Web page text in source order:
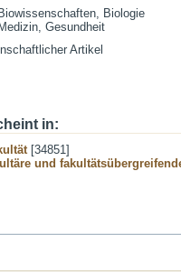
Biologie
Gesundheit
Artikel
in:
[34851]
und